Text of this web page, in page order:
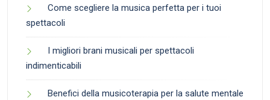
Come scegliere la musica perfetta per i tuoi
spettacoli
I migliori brani musicali per spettacoli
indimenticabili
Benefici della musicoterapia per la salute mentale